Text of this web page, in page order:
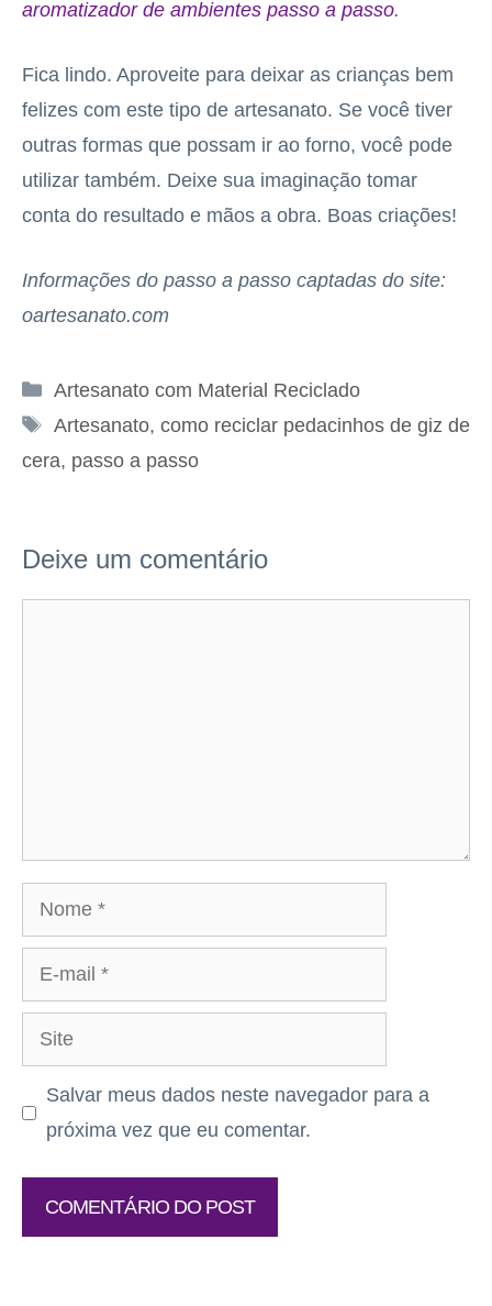
aromatizador de ambientes passo a passo.
Fica lindo. Aproveite para deixar as crianças bem
felizes com este tipo de artesanato. Se você tiver
outras formas que possam ir ao forno, você pode
utilizar também. Deixe sua imaginação tomar
conta do resultado e mãos a obra. Boas criações!
Informações do passo a passo captadas do site:
oartesanato.com
Categorias
Artesanato com Material Reciclado
Tags
Artesanato, como reciclar pedacinhos de giz de
cera, passo a passo
Deixe um comentário
Nome
mail
Site
Salvar meus dados neste navegador para a
próxima vez que eu comentar.